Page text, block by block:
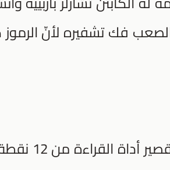
فك تشفيره لأنّ الرموز
بعد ذلك